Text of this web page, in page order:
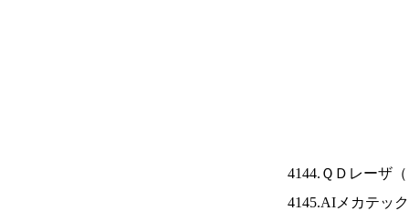
4144.ＱＤレーザ（
4145.AIメカテッ